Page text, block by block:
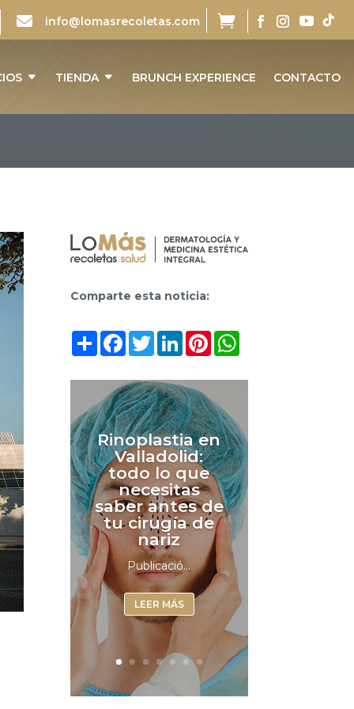
 info@lomasrecoletas.com 
TIENDA BRUNCH EXPERIENCE CONTACTO
Comparte esta noticia:
Compartir
Facebook
TwitterLinkedInPinterest
Rinoplastia en
Valladolid:
todo lo que
necesitas
saber antes de
tu cirugía de
nariz
Publicació...
LEER MÁS